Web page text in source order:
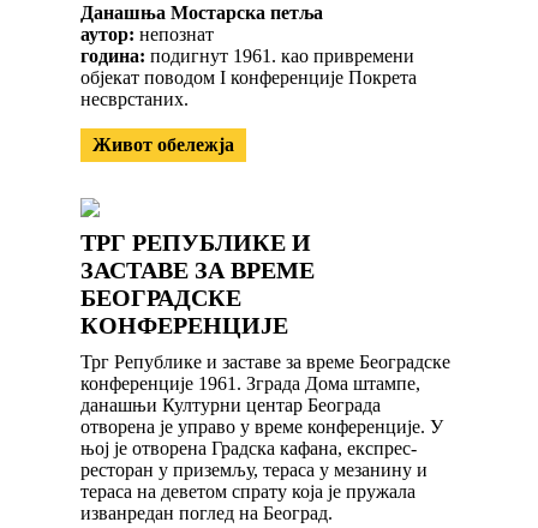
Данашња Мостарска петља
аутор:непознат
година: подигнут 1961. као привремени
објекат поводом I конференције Покрета
несврстаних.
Живот обележја
ТРГ РЕПУБЛИКЕ И
ЗАСТАВЕ ЗА ВРЕМЕ
БЕОГРАДСКЕ
КОНФЕРЕНЦИЈЕ
Трг Републике и заставе за време Београдске
конференције 1961. Зграда Дома штампе,
данашњи Културни центар Београда
отворена је управо у време конференције. У
њој је отворена Градска кафана, експрес-
ресторан у приземљу, тераса у мезанину и
тераса на деветом спрату која је пружала
изванредан поглед на Београд.